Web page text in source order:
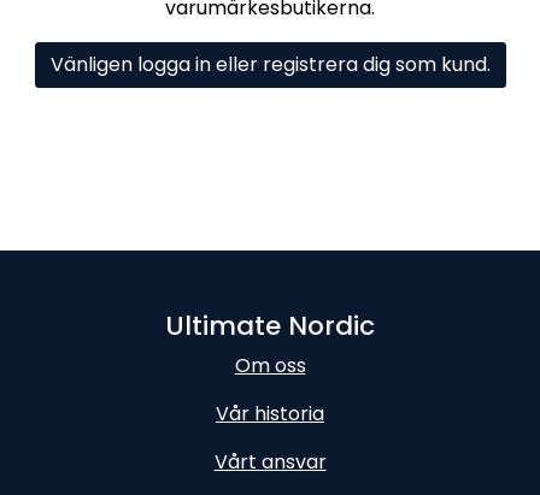
varumärkesbutikerna.
Vänligen logga in eller registrera dig som kund.
Ultimate Nordic
Om oss
Vår historia
Vårt ansvar